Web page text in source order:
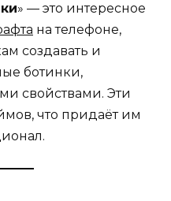
» — это интересное
на телефоне,
создавать и
ботинки,
свойствами. Эти
что придаёт им